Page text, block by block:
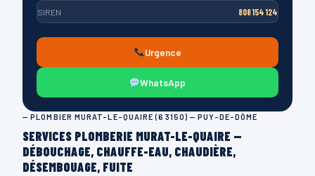
SIREN 808 154 124
Urgence
WhatsApp
— PLOMBIER MURAT-LE-QUAIRE (63150) — PUY-DE-DÔME
SERVICES PLOMBERIE MURAT-LE-QUAIRE —
DÉBOUCHAGE, CHAUFFE-EAU, CHAUDIÈRE,
DÉSEMBOUAGE, FUITE